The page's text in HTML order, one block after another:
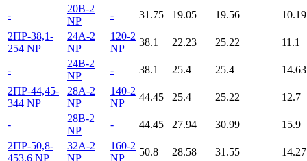
-
20B-2
NP
- 31.75 19.05 19.56
10.19
2ПР-38,1-
254 NP
24A-2
NP
120-2
NP
38.1 22.23 25.22 11.1
-
24B-2
NP
- 38.1 25.4 25.4
14.63
2ПР-44,45-
344 NP
28A-2
NP
140-2
NP
44.45 25.4 25.22 12.7
-
28B-2
NP
- 44.45 27.94 30.99
15.9
2ПР-50,8-
453,6 NP
32A-2
NP
160-2
NP
50.8 28.58 31.55 14.27